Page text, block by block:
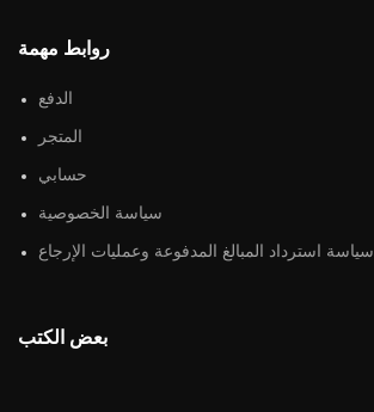
روابط مهمة
الدفع
المتجر
حسابي
سياسة الخصوصية
سياسة استرداد المبالغ المدفوعة وعمليات الإرجاع
بعض الكتب